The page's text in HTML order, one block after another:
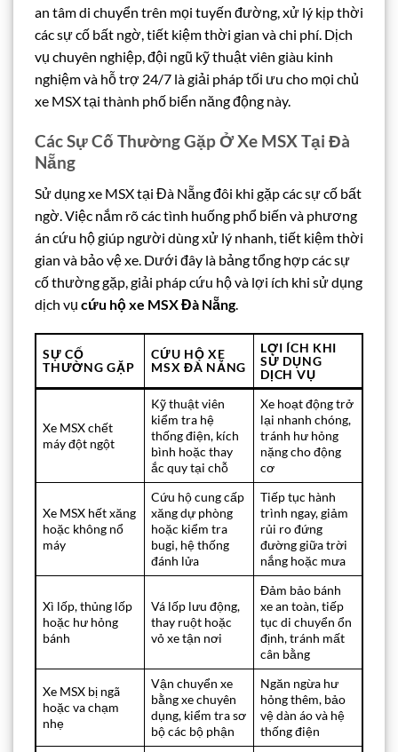
an tâm di chuyển trên mọi tuyến đường, xử lý kịp thời
các sự cố bất ngờ, tiết kiệm thời gian và chi phí. Dịch
vụ chuyên nghiệp, đội ngũ kỹ thuật viên giàu kinh
nghiệm và hỗ trợ 24/7 là giải pháp tối ưu cho mọi chủ
xe MSX tại thành phố biển năng động này.
Các Sự Cố Thường Gặp Ở Xe MSX Tại Đà
Nẵng
Sử dụng xe MSX tại Đà Nẵng đôi khi gặp các sự cố bất
ngờ. Việc nắm rõ các tình huống phổ biến và phương
án cứu hộ giúp người dùng xử lý nhanh, tiết kiệm thời
gian và bảo vệ xe. Dưới đây là bảng tổng hợp các sự
cố thường gặp, giải pháp cứu hộ và lợi ích khi sử dụng
dịch vụ cứu hộ xe MSX Đà Nẵng.
SỰ CỐ
THƯỜNG GẶP
CỨU HỘ XE
MSX ĐÀ NẴNG
LỢI ÍCH KHI
SỬ DỤNG
DỊCH VỤ
Xe MSX chết
máy đột ngột
Kỹ thuật viên
kiểm tra hệ
thống điện, kích
bình hoặc thay
ắc quy tại chỗ
Xe hoạt động trở
lại nhanh chóng,
tránh hư hỏng
nặng cho động
cơ
Xe MSX hết xăng
hoặc không nổ
máy
Cứu hộ cung cấp
xăng dự phòng
hoặc kiểm tra
bugi, hệ thống
đánh lửa
Tiếp tục hành
trình ngay, giảm
rủi ro đứng
đường giữa trời
nắng hoặc mưa
Xì lốp, thủng lốp
hoặc hư hỏng
bánh
Vá lốp lưu động,
thay ruột hoặc
vỏ xe tận nơi
Đảm bảo bánh
xe an toàn, tiếp
tục di chuyển ổn
định, tránh mất
cân bằng
Xe MSX bị ngã
hoặc va chạm
nhẹ
Vận chuyển xe
bằng xe chuyên
dụng, kiểm tra sơ
bộ các bộ phận
Ngăn ngừa hư
hỏng thêm, bảo
vệ dàn áo và hệ
thống điện